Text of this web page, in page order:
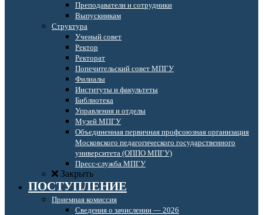
Преподаватели и сотрудники
Выпускникам
Структура
Ученый совет
Ректор
Ректорат
Попечительский совет МПГУ
Филиалы
Институты и факультеты
Библиотека
Управления и отделы
Музей МПГУ
Объединенная первичная профсоюзная организация
Московского педагогического государственного
университета (ОППО МПГУ)
Пресс-служба МПГУ
Закрыть
ПОСТУПЛЕНИЕ
Приемная комиссия
Сведения о зачислении — 2026